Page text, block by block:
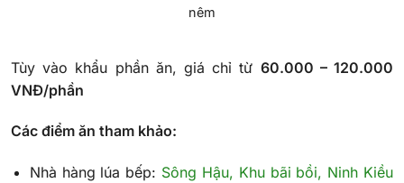
nêm
Tùy vào khẩu phần ăn, giá chỉ từ 60.000 – 120.000
VNĐ/phần
Các điểm ăn tham khảo:
Nhà hàng lúa bếp: Sông Hậu, Khu bãi bồi, Ninh Kiều